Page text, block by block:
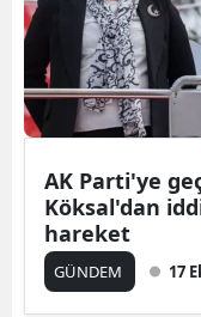
AK Parti'ye
Köksal'dan
hareket
GÜNDEM 17